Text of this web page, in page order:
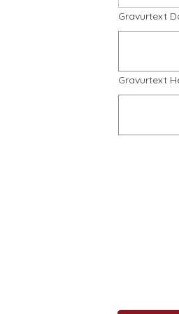
Gravurtext
Gravurtext